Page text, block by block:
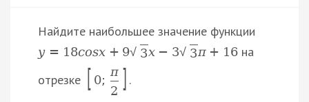
Найдите наибольшее значение функции
y = 18cosx + 9√ 3x − 3√ 3π + 16на
отрезке [ 0;
π
2 ] .